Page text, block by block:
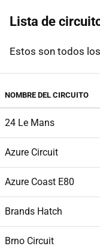
Lista de
Estos son todos
NOMBRE DEL CIRCUITO
24 Le Mans
Azure Circuit
Azure Coast E80
Brands Hatch
Brno Circuit